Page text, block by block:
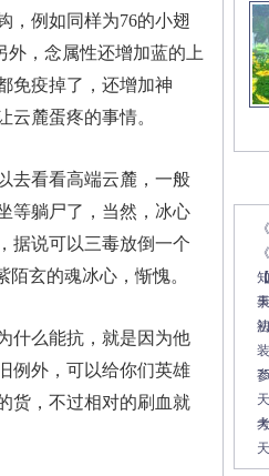
例如同样为76的小翅
外，念属性还增加蓝的上
免疫掉了，还增加神
云麓蛋疼的事情。
看看高端云麓，一般
等躺尸了，当然，冰心
据说可以三毒放倒一个
玄的魂冰心，惭愧。
么能抗，就是因为他
例外，可以给你们英雄
货，不过相对的刷血就
知
法
考